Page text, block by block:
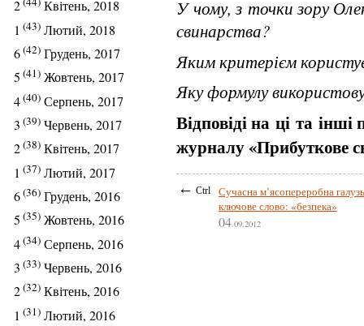
2
Квітень, 2018
1 (43) Лютий, 2018
6(42) Грудень, 2017
5 (41) Жовтень, 2017
4(40) Серпень, 2017
3 (39) Червень, 2017
2(38) Квітень, 2017
1 (37) Лютий, 2017
6(36) Грудень, 2016
5 (35) Жовтень, 2016
4(34) Серпень, 2016
3 (33) Червень, 2016
2(32) Квітень, 2016
1 (31) Лютий, 2016
У чому, з точки зору
свинарства?
Яким критерієм
Яку формулу
Відповіді на ці та
журналу «Прибуткове
← Ctrl
Сучасна м’ясопереробна
ключове слово: «безпека»
04.09.2012